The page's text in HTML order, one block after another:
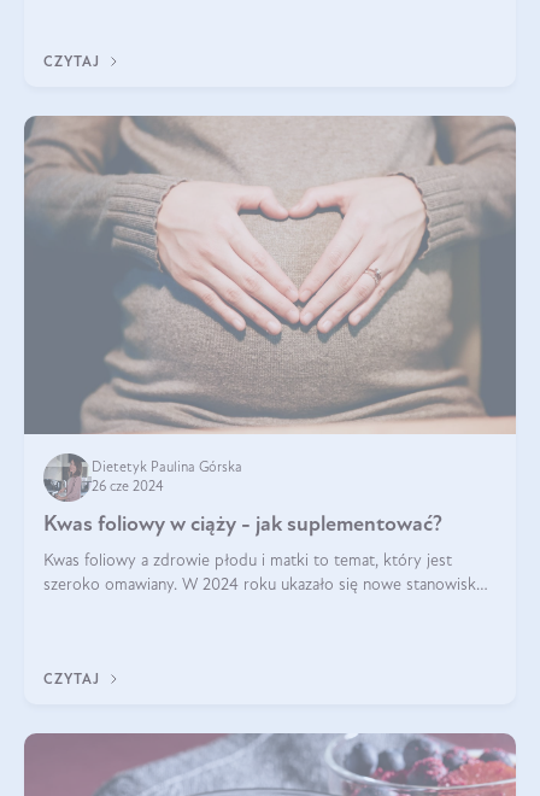
CZYTAJ
Dietetyk Paulina Górska
26 cze 2024
Kwas foliowy w ciąży - jak suplementować?
Kwas foliowy a zdrowie płodu i matki to temat, który jest
szeroko omawiany. W 2024 roku ukazało się nowe stanowisko
CZYTAJ